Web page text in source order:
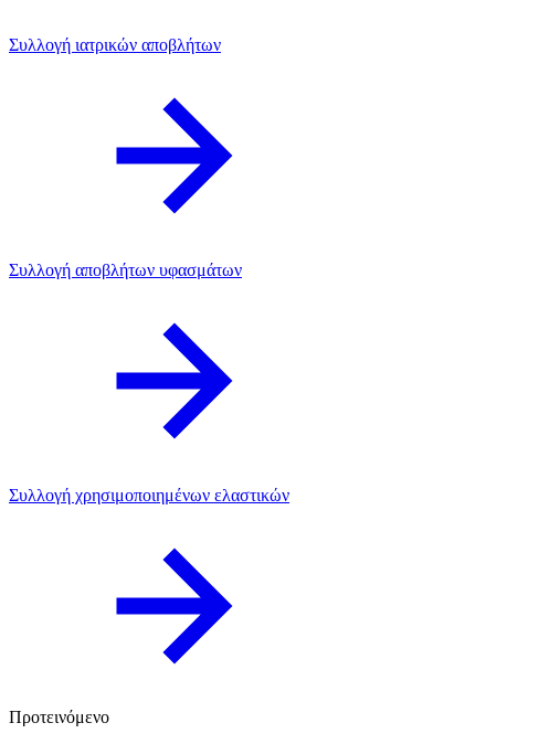
Συλλογή ιατρικών αποβλήτων
Συλλογή αποβλήτων υφασμάτων
Συλλογή χρησιμοποιημένων ελαστικών
Προτεινόμενο